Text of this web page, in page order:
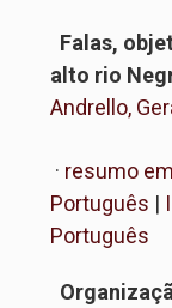
Falas,
alto rio
Andrello,
· resumo em
Português |
Português